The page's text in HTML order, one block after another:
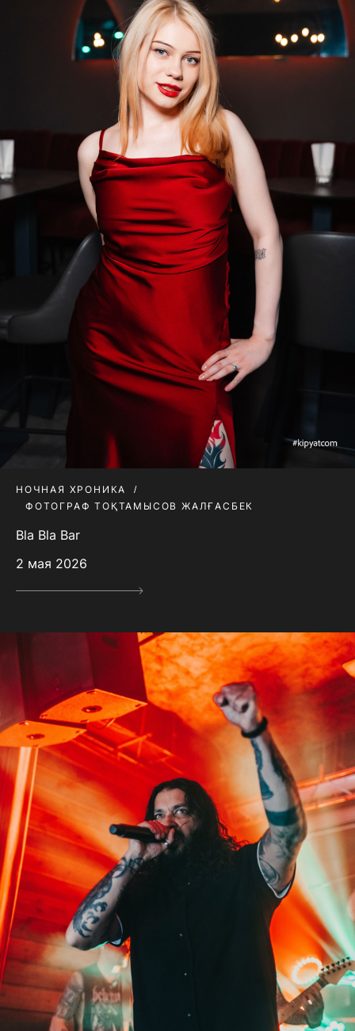
НОЧНАЯ ХРОНИКА
ФОТОГРАФ ТОҚТАМЫСОВ ЖАЛҒАСБЕК
Bla Bla Bar
2 мая 2026